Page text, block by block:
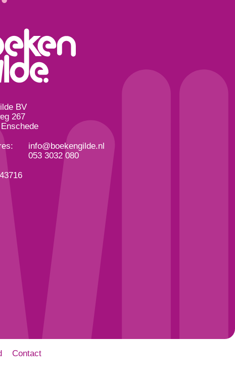
BV
267
info@boekengilde.nl
053 3032 080
Contact